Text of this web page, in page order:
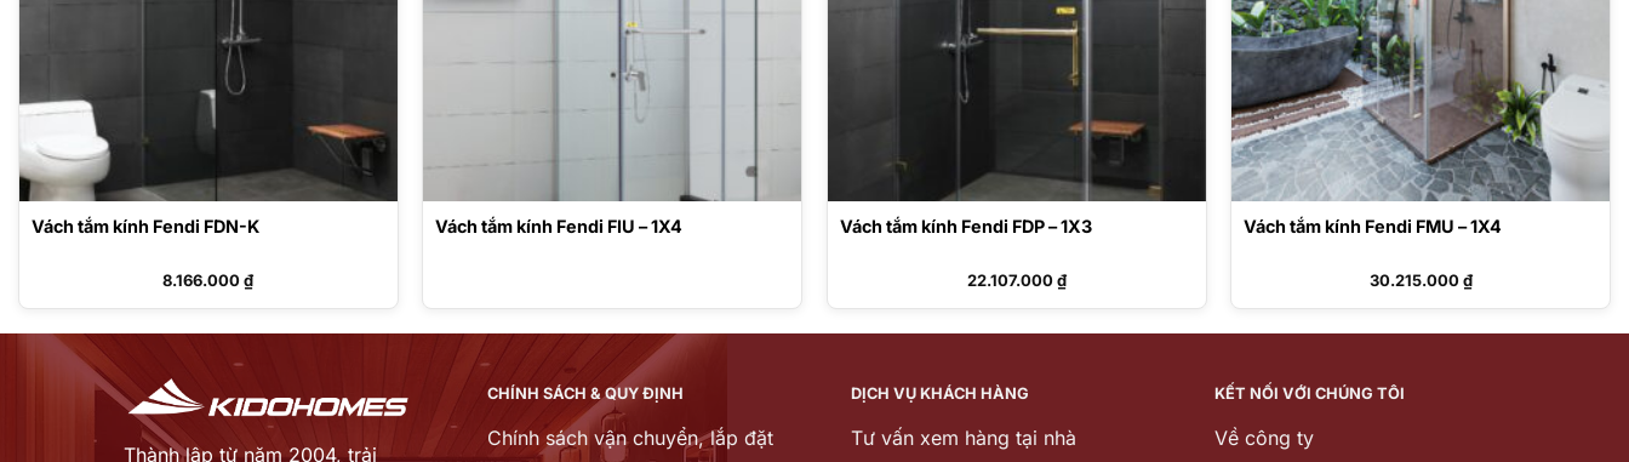
Vách tắm kính Fendi FDN-K
8.166.000₫
Vách tắm kính Fendi FIU – 1X4 Vách tắm kính Fendi FDP – 1X3
22.107.000₫
Vách tắm kính Fendi FMU – 1X4
30.215.000₫
Thành lập từ năm 2004, trải
CHÍNH SÁCH & QUY ĐỊNH
Chính sách vận chuyển, lắp đặt
DỊCH VỤ KHÁCH HÀNG
Tư vấn xem hàng tại nhà
KẾT NỐI VỚI CHÚNG TÔI
Về công ty